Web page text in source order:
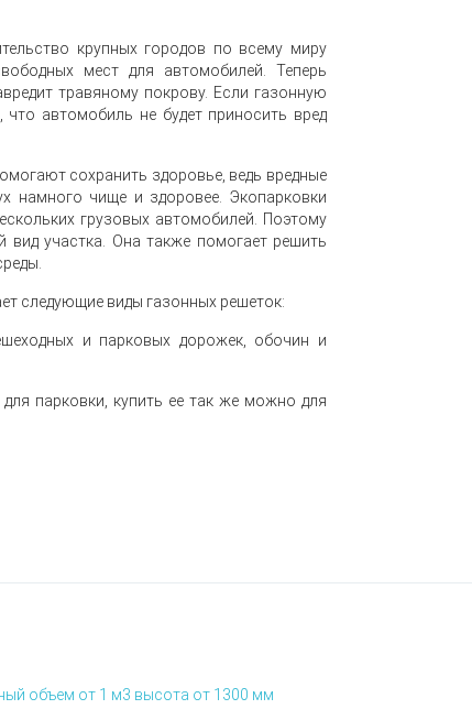
крупных городов по всему миру
мест для автомобилей. Теперь
травяному покрову. Если газонную
автомобиль не будет приносить вред
сохранить здоровье, ведь вредные
намного чище и здоровее. Экопарковки
грузовых автомобилей. Поэтому
вид участка. Она также помогает решить
следующие виды газонных решеток:
и парковых дорожек, обочин и
парковки, купить ее так же можно для
объем от 1 м3 высота от 1300 мм